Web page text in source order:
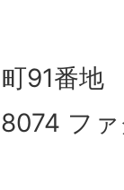
91番地
フ